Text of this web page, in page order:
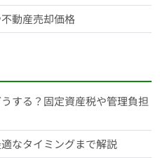
動産売却価格
する？固定資産税や管理負担
なタイミングまで解説